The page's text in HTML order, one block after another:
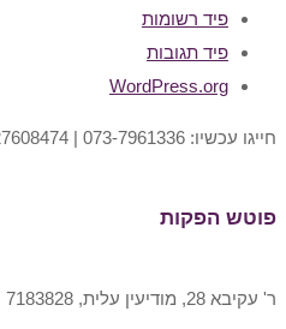
פיד רשומות
פיד תגובות
WordPress.org
חייגו עכשיו: 073-7961336 | 0527608474
פוטש הפקות
ר' עקיבא 28, מודיעין עלית, 7183828